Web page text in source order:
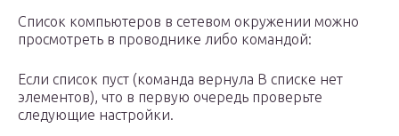
Список компьютеров в сетевом окружении можно
просмотреть в проводнике либо командой:
Если список пуст (команда вернула В списке нет
элементов), что в первую очередь проверьте
следующие настройки.